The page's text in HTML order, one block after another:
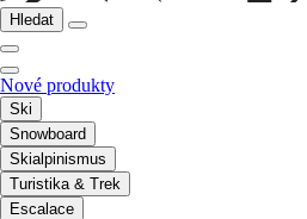
Hledat
Nové produkty
Ski
Snowboard
Skialpinismus
Turistika & Trek
Escalace